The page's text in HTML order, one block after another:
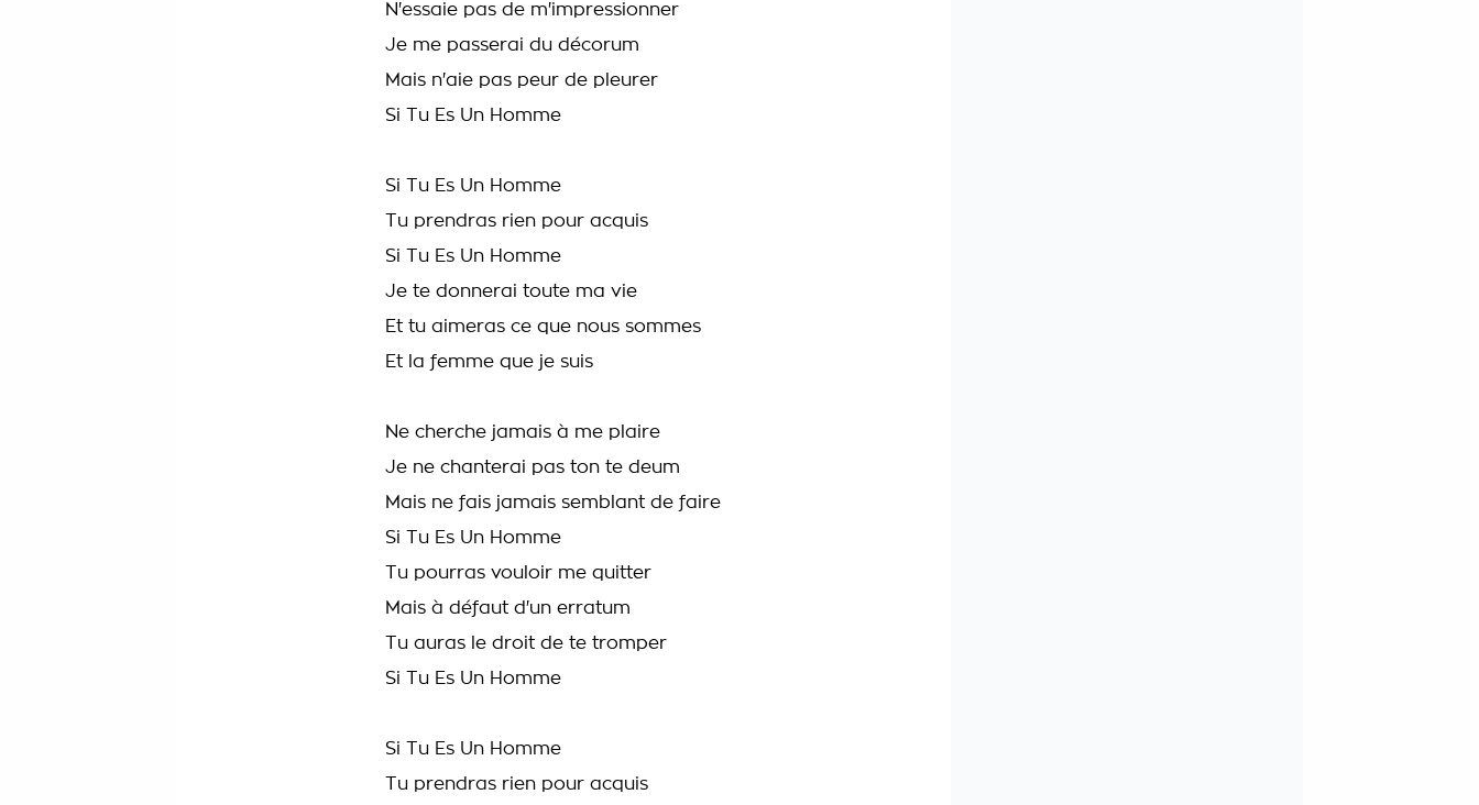
N'essaie pas de m'impressionner
Je me passerai du décorum
Mais n'aie pas peur de pleurer
Si Tu Es Un Homme
Si Tu Es Un Homme
Tu prendras rien pour acquis
Si Tu Es Un Homme
Je te donnerai toute ma vie
Et tu aimeras ce que nous sommes
Et la femme que je suis
Ne cherche jamais à me plaire
Je ne chanterai pas ton te deum
Mais ne fais jamais semblant de faire
Si Tu Es Un Homme
Tu pourras vouloir me quitter
Mais à défaut d'un erratum
Tu auras le droit de te tromper
Si Tu Es Un Homme
Si Tu Es Un Homme
Tu prendras rien pour acquis